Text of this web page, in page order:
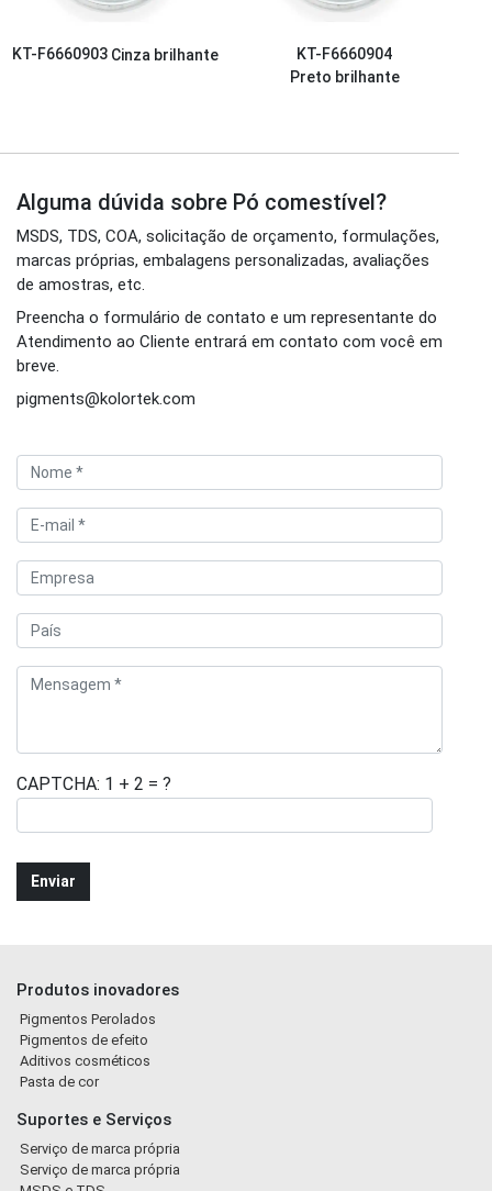
KT-F6660903 Cinza brilhante
KT-F6660904
Preto brilhante
Alguma dúvida sobre Pó comestível?
MSDS, TDS, COA, solicitação de orçamento, formulações,
marcas próprias, embalagens personalizadas, avaliações
de amostras, etc.
Preencha o formulário de contato e um representante do
Atendimento ao Cliente entrará em contato com você em
breve.
pigments@kolortek.com
CAPTCHA: 1 + 2 = ?
Produtos inovadores
Pigmentos Perolados
Pigmentos de efeito
Aditivos cosméticos
Pasta de cor
Suportes e Serviços
Serviço de marca própria
Serviço de marca própria